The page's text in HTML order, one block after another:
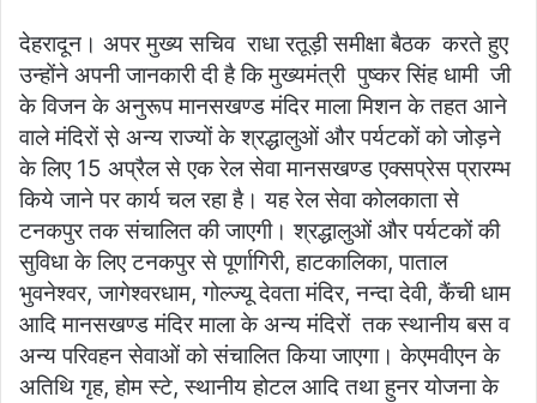
देहरादून। अपर मुख्य सचिव राधा रतूड़ी समीक्षा बैठक करते हुए
उन्होंने अपनी जानकारी दी है कि मुख्यमंत्री पुष्कर सिंह धामी जी
के विजन के अनुरूप मानसखण्ड मंदिर माला मिशन के तहत आने
वाले मंदिरों से़ अन्य राज्यों के श्रद्धालुओं और पर्यटकों को जोड़ने
के लिए 15 अप्रैल से एक रेल सेवा मानसखण्ड एक्सप्रेस प्रारम्भ
किये जाने पर कार्य चल रहा है। यह रेल सेवा कोलकाता से
टनकपुर तक संचालित की जाएगी। श्रद्धालुओं और पर्यटकों की
सुविधा के लिए टनकपुर से पूर्णागिरी, हाटकालिका, पाताल
भुवनेश्वर, जागेश्वरधाम, गोल्ज्यू देवता मंदिर, नन्दा देवी, कैंची धाम
आदि मानसखण्ड मंदिर माला के अन्य मंदिरों तक स्थानीय बस व
अन्य परिवहन सेवाओं को संचालित किया जाएगा। केएमवीएन के
अतिथि गृह, होम स्टे, स्थानीय होटल आदि तथा हुनर योजना के